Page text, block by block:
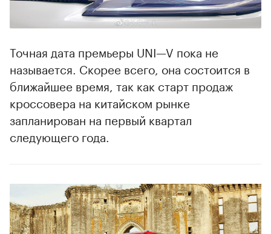
Точная дата премьеры UNI—V пока не
называется. Скорее всего, она состоится в
ближайшее время, так как старт продаж
кроссовера на китайском рынке
запланирован на первый квартал
следующего года.